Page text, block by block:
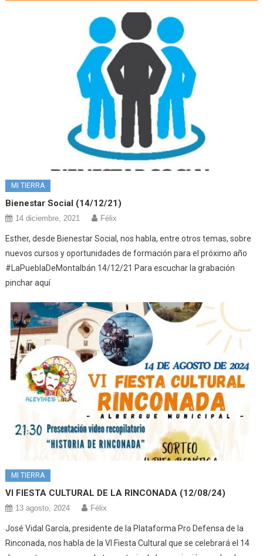
MI TIERRA
Bienestar Social (14/12/21)
14 diciembre, 2021 Félix
Esther, desde Bienestar Social, nos habla, entre otros temas, sobre
nuevos cursos y oportunidades de formación para el próximo año
#LaPueblaDeMontalbán 14/12/21 Para escuchar la grabación
pinchar aquí
MI TIERRA
VI FIESTA CULTURAL DE LA RINCONADA (12/08/24)
13 agosto, 2024 Félix
José Vidal García, presidente de la Plataforma Pro Defensa de la
Rinconada, nos habla de la VI Fiesta Cultural que se celebrará el 14